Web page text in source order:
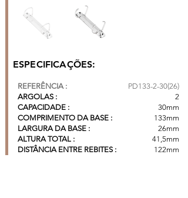
ESPECIFICAÇÕES:
REFERÊNCIA :
PD133-2-30(26)
ARGOLAS :
CAPACIDADE :
COMPRIMENTO DA BASE :
LARGURA DA BASE :
ALTURA TOTAL :
DISTÂNCIA ENTRE REBITES :
2
30mm
133mm
26mm
41,5mm
122mm